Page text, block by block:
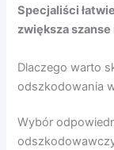
Specjaliści
zwiększa
Dlaczego warto
odszkodowania
Wybór